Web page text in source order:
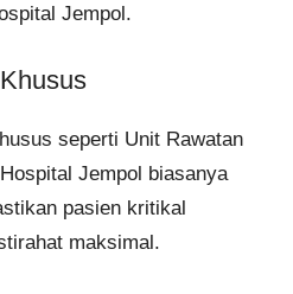
Jempol.
seperti Unit Rawatan
Jempol biasanya
pasien kritikal
maksimal.